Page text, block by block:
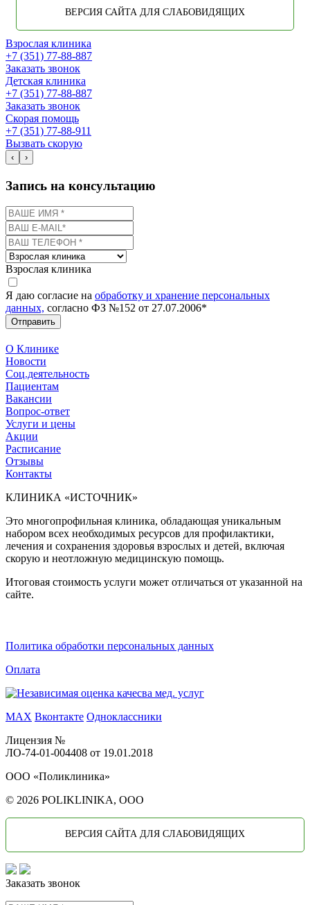
ВЕРСИЯ САЙТА ДЛЯ СЛАБОВИДЯЩИХ
Взрослая клиника
+7 (351) 77-88-887
Заказать звонок
Детская клиника
+7 (351) 77-88-887
Заказать звонок
Скорая помощь
+7 (351) 77-88-911
Вызвать скорую
‹ ›
Запись на консультацию
Взрослая клиника
Я даю согласие на обработку и хранение персональных
данных, согласно ФЗ №152 от 27.07.2006*
Отправить
О Клинике
Новости
Соц.деятельность
Пациентам
Вакансии
Вопрос-ответ
Услуги и цены
Акции
Расписание
Отзывы
Контакты
КЛИНИКА «ИСТОЧНИК»
Это многопрофильная клиника, обладающая уникальным
набором всех необходимых ресурсов для профилактики,
лечения и сохранения здоровья взрослых и детей, включая
скорую и неотложную медицинскую помощь.
Итоговая стоимость услуги может отличаться от указанной на
сайте.
Политика обработки персональных данных
Оплата
MAX Вконтакте Одноклассники
Лицензия №
ЛО-74-01-004408 от 19.01.2018
ООО «Поликлиника»
© 2026 POLIKLINIKA, OOO
ВЕРСИЯ САЙТА ДЛЯ СЛАБОВИДЯЩИХ
Заказать звонок